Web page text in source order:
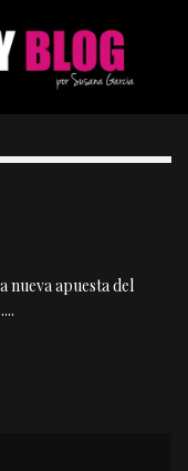
nueva apuesta del
...